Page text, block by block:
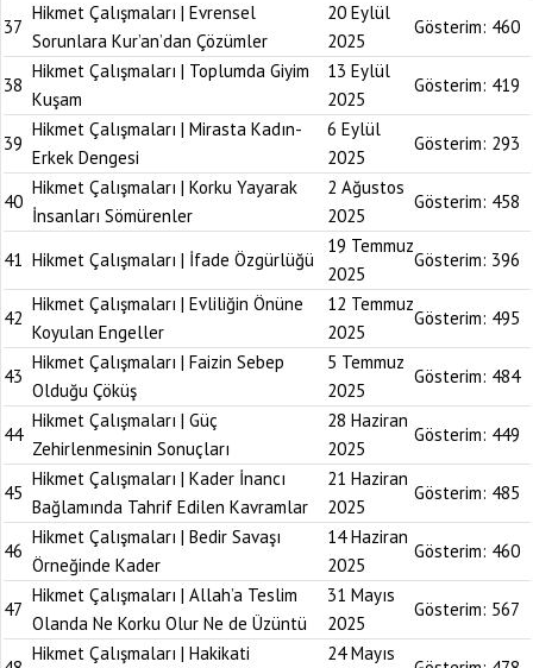
37
Hikmet Çalışmaları | Evrensel
Sorunlara Kur’an’dan Çözümler
20 Eylül
2025
Gösterim: 460
38
Hikmet Çalışmaları | Toplumda Giyim
Kuşam
13 Eylül
2025
Gösterim: 419
39
Hikmet Çalışmaları | Mirasta Kadın-
Erkek Dengesi
6 Eylül
2025
Gösterim: 293
40
Hikmet Çalışmaları | Korku Yayarak
İnsanları Sömürenler
2 Ağustos
2025
Gösterim: 458
41 Hikmet Çalışmaları | İfade Özgürlüğü
19 Temmuz
2025
Gösterim: 396
42
Hikmet Çalışmaları | Evliliğin Önüne
Koyulan Engeller
12 Temmuz
2025
Gösterim: 495
43
Hikmet Çalışmaları | Faizin Sebep
Olduğu Çöküş
5 Temmuz
2025
Gösterim: 484
44
Hikmet Çalışmaları | Güç
Zehirlenmesinin Sonuçları
28 Haziran
2025
Gösterim: 449
45
Hikmet Çalışmaları | Kader İnancı
Bağlamında Tahrif Edilen Kavramlar
21 Haziran
2025
Gösterim: 485
46
Hikmet Çalışmaları | Bedir Savaşı
Örneğinde Kader
14 Haziran
2025
Gösterim: 460
47
Hikmet Çalışmaları | Allah’a Teslim
Olanda Ne Korku Olur Ne de Üzüntü
31 Mayıs
2025
Gösterim: 567
Hikmet Çalışmaları | Hakikati 24 Mayıs